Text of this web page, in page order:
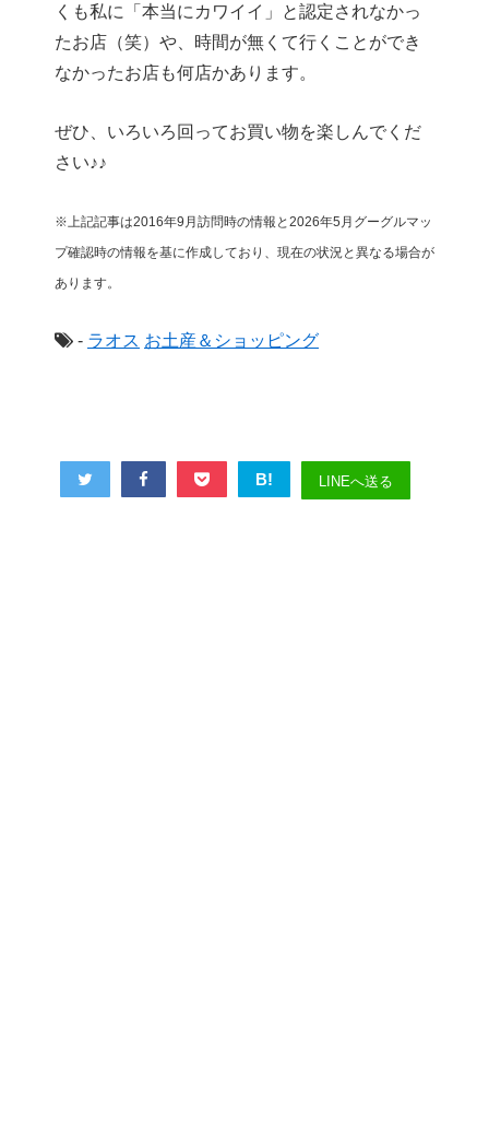
くも私に「本当にカワイイ」と認定されなかっ
たお店（笑）や、時間が無くて行くことができ
なかったお店も何店かあります。
ぜひ、いろいろ回ってお買い物を楽しんでくだ
さい♪♪
※上記記事は2016年9月訪問時の情報と2026年5月グーグルマッ
プ確認時の情報を基に作成しており、現在の状況と異なる場合が
あります。
- ラオス お土産＆ショッピング
B! LINEへ送る